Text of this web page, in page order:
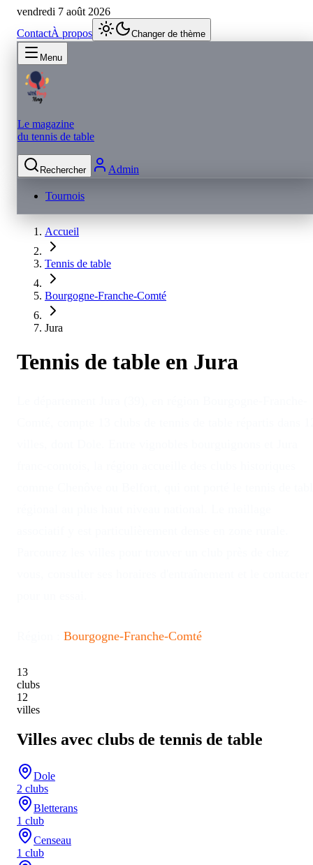
vendredi 7 août 2026
ContactÀ propos Changer de thème
Menu
Le magazine
du tennis de table
Rechercher Admin
Tournois
Accueil
Tennis de table
Bourgogne-Franche-Comté
Jura
Tennis de table en Jura
Bourgogne-Franche-Comté
13
clubs
12
villes
Villes avec clubs de tennis de table
Dole
2 clubs
Bletterans
1 club
Censeau
1 club